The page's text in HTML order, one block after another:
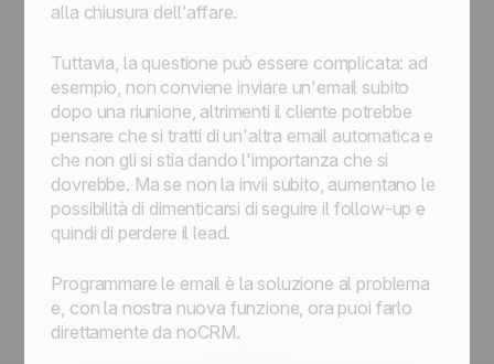
alla chiusura dell'affare.
Tuttavia, la questione può essere complicata: ad
esempio, non conviene inviare un'email subito
dopo una riunione, altrimenti il cliente potrebbe
pensare che si tratti di un'altra email automatica e
che non gli si stia dando l'importanza che si
dovrebbe. Ma se non la invii subito, aumentano le
possibilità di dimenticarsi di seguire il follow-up e
quindi di perdere il lead.
Programmare le email è la soluzione al problema
e, con la nostra nuova funzione, ora puoi farlo
direttamente da noCRM.